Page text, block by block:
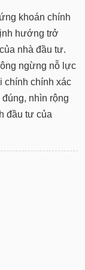
khoán chính
hướng trở
nhà đầu tư.
ngừng nỗ lực
chính chính xác
nhìn rộng
đầu tư của